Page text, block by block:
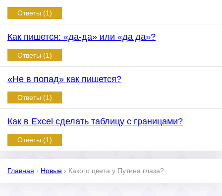
Ответы (1)
Как пишется: «да-да» или «да да»?
Ответы (1)
«Не в попад» как пишется?
Ответы (1)
Как в Excel сделать таблицу с границами?
Ответы (1)
Главная › Новые › Какого цвета у Путина глаза?